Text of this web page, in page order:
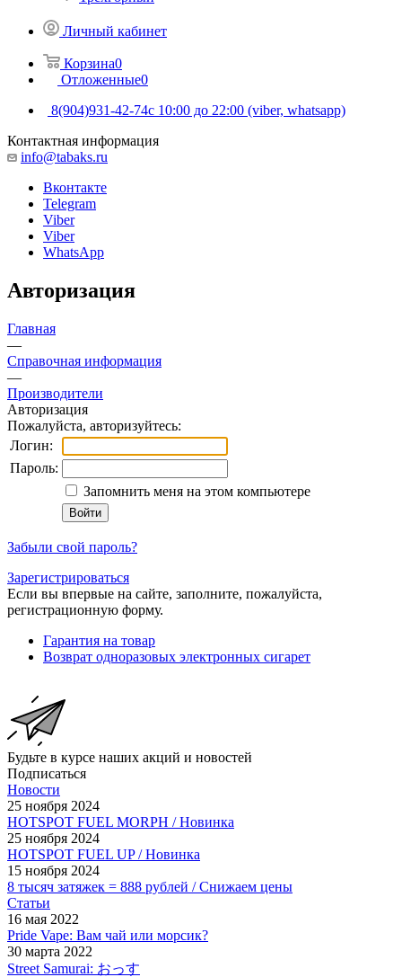
Личный кабинет
Корзина0
Отложенные0
8(904)931-42-74с 10:00 до 22:00 (viber, whatsapp)
Контактная информация
info@tabaks.ru
Вконтакте
Telegram
Viber
Viber
WhatsApp
Авторизация
Главная
—
Справочная информация
—
Производители
Авторизация
Пожалуйста, авторизуйтесь:
Логин:
Пароль:
Запомнить меня на этом компьютере
Забыли свой пароль?
Зарегистрироваться
Если вы впервые на сайте, заполните, пожалуйста,
регистрационную форму.
Гарантия на товар
Возврат одноразовых электронных сигарет
Будьте в курсе наших акций и новостей
Подписаться
Новости
25 ноября 2024
HOTSPOT FUEL MORPH / Новинка
25 ноября 2024
HOTSPOT FUEL UP / Новинка
15 ноября 2024
8 тысяч затяжек = 888 рублей / Снижаем цены
Статьи
16 мая 2022
Pride Vape: Вам чай или морсик?
30 марта 2022
Street Samurai: おっす